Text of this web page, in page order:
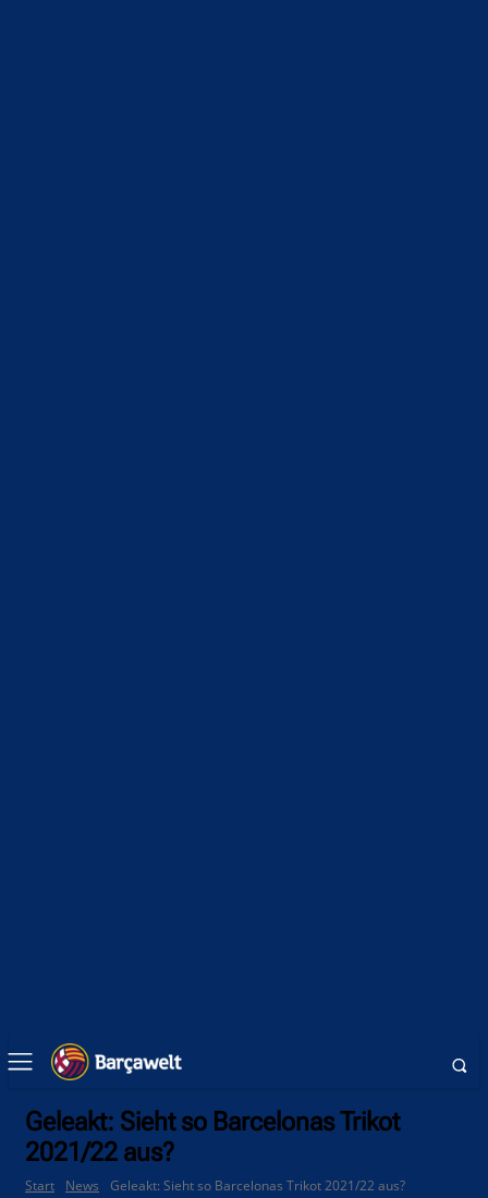
Geleakt: Sieht so Barcelonas Trikot
2021/22 aus?
Start News Geleakt: Sieht so Barcelonas Trikot 2021/22 aus?